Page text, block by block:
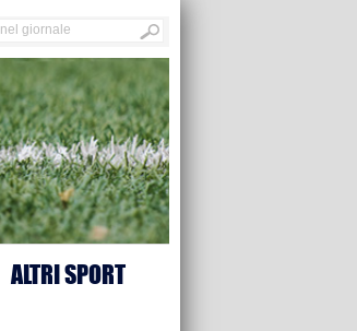
ALTRI SPORT